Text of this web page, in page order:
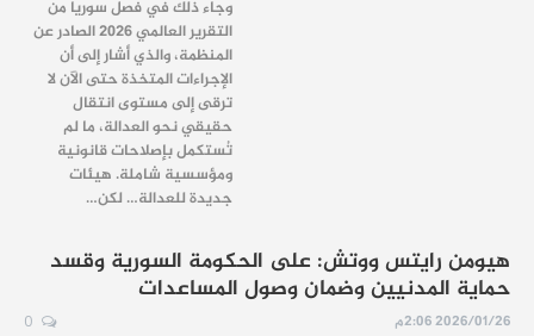
وجاء ذلك في فصل سوريا من
التقرير العالمي 2026 الصادر عن
المنظمة، والذي أشار إلى أن
الإجراءات المتخذة حتى الآن لا
ترقى إلى مستوى انتقال
حقيقي نحو العدالة، ما لم
تُستكمل بإصلاحات قانونية
ومؤسسية شاملة. هيئات
جديدة للعدالة… لكن…
هيومن رايتس ووتش: على الحكومة السورية وقسد
حماية المدنيين وضمان وصول المساعدات
2026/01/26 2:06م